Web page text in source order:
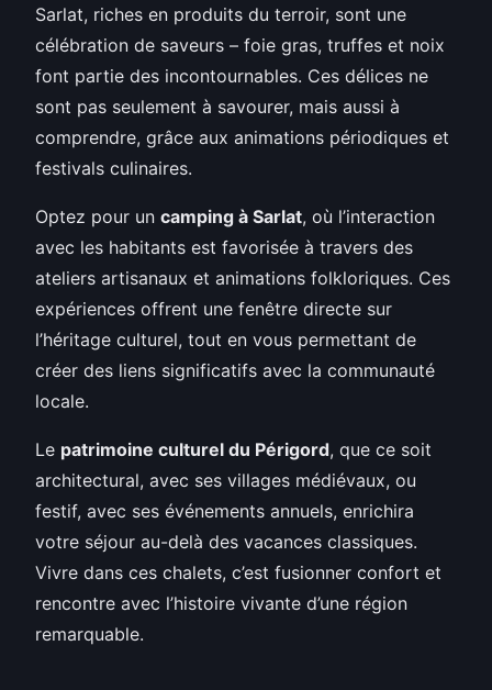
Sarlat, riches en produits du terroir, sont une
célébration de saveurs – foie gras, truffes et noix
font partie des incontournables. Ces délices ne
sont pas seulement à savourer, mais aussi à
comprendre, grâce aux animations périodiques et
festivals culinaires.
Optez pour un camping à Sarlat, où l’interaction
avec les habitants est favorisée à travers des
ateliers artisanaux et animations folkloriques. Ces
expériences offrent une fenêtre directe sur
l’héritage culturel, tout en vous permettant de
créer des liens significatifs avec la communauté
locale.
Le patrimoine culturel du Périgord, que ce soit
architectural, avec ses villages médiévaux, ou
festif, avec ses événements annuels, enrichira
votre séjour au-delà des vacances classiques.
Vivre dans ces chalets, c’est fusionner confort et
rencontre avec l’histoire vivante d’une région
remarquable.